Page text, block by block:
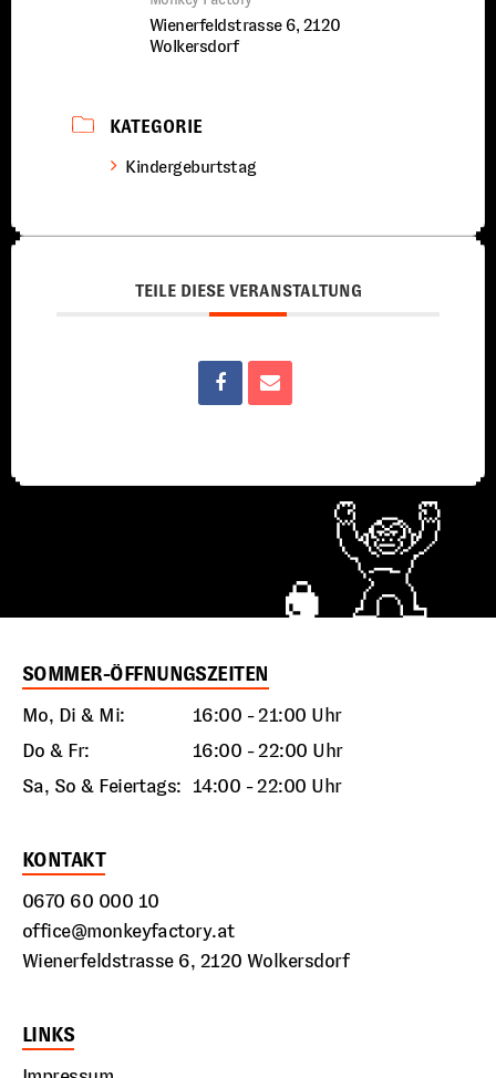
Wienerfeldstrasse 6, 2120
Wolkersdorf
KATEGORIE
Kindergeburtstag
TEILE DIESE VERANSTALTUNG
SOMMER-ÖFFNUNGSZEITEN
Mo, Di & Mi:
16:00 - 21:00 Uhr
Do & Fr:
16:00 - 22:00 Uhr
Sa, So & Feiertags: 14:00 - 22:00 Uhr
KONTAKT
0670 60 000 10
office@monkeyfactory.at
Wienerfeldstrasse 6, 2120 Wolkersdorf
LINKS